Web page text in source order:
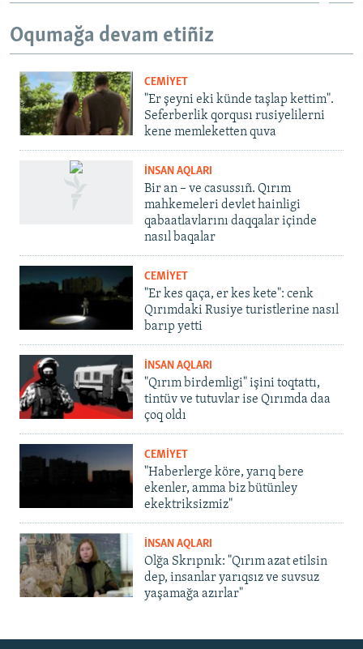
Oqumağa devam etiñiz
CEMİYET
"Er şeyni eki künde taşlap kettim".
Seferberlik qorqusı rusiyelilerni
kene memleketten quva
İNSAN AQLARI
Bir an – ve casussıñ. Qırım
mahkemeleri devlet hainligi
qabaatlavlarını daqqalar içinde
nasıl baqalar
CEMİYET
"Er kes qaça, er kes kete": cenk
Qırımdaki Rusiye turistlerine nasıl
barıp yetti
İNSAN AQLARI
"Qırım birdemligi" işini toqtattı,
tintüv ve tutuvlar ise Qırımda daa
çoq oldı
CEMİYET
"Haberlerge köre, yarıq bere
ekenler, amma biz bütünley
ekektriksizmiz"
İNSAN AQLARI
Olğa Skrıpnık: "Qırım azat etilsin
dep, insanlar yarıqsız ve suvsuz
yaşamağa azırlar"